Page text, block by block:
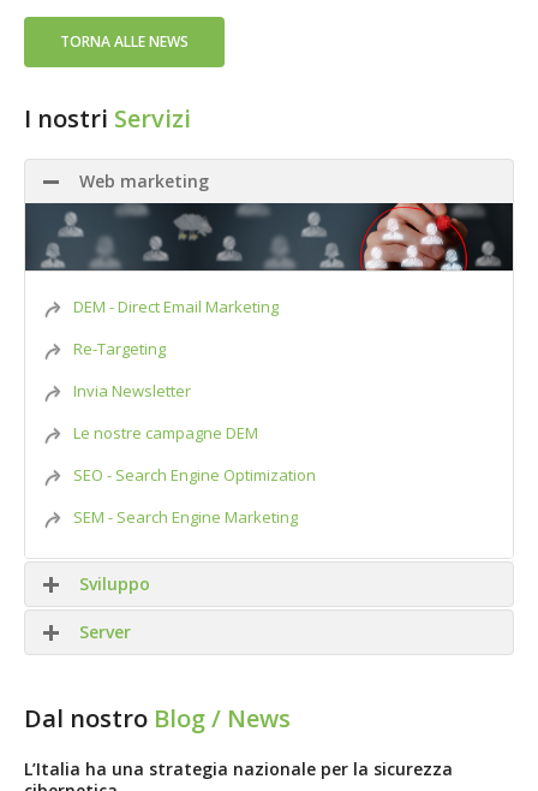
TORNA ALLE NEWS
I nostri Servizi
Web marketing
DEM - Direct Email Marketing
Re-Targeting
Invia Newsletter
Le nostre campagne DEM
SEO - Search Engine Optimization
SEM - Search Engine Marketing
Sviluppo
Siti WEB
Server
Dal nostro Blog / News
L’Italia ha una strategia nazionale per la sicurezza